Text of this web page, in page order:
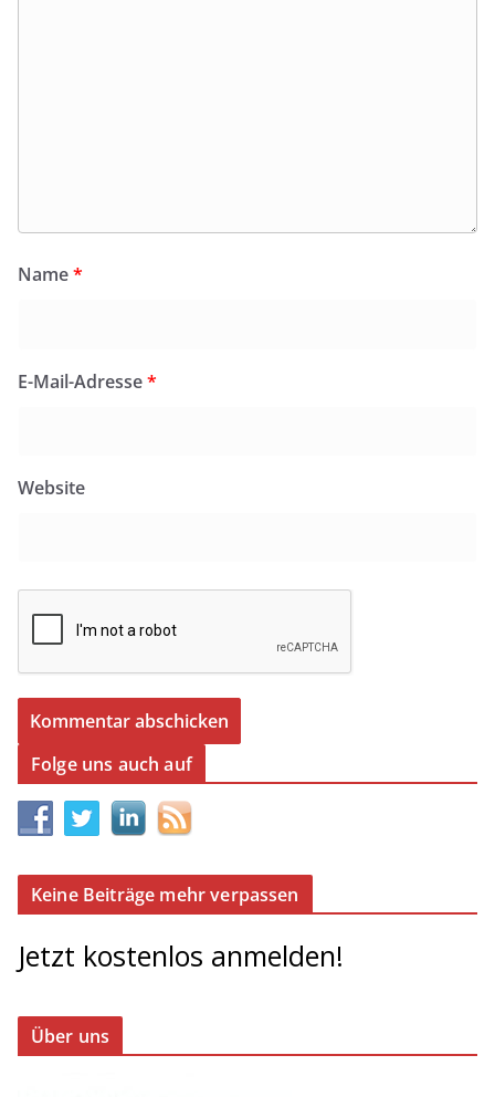
Name*
E-Mail-Adresse*
Website
Folge uns auch auf
Keine Beiträge mehr verpassen
Jetzt kostenlos anmelden!
Über uns